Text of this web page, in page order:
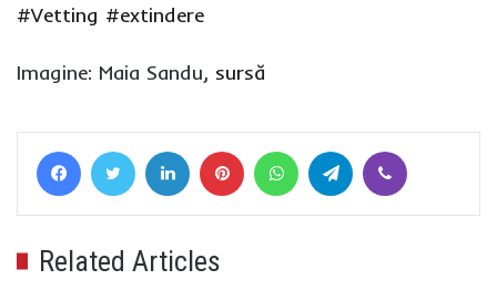
#Vetting #extindere
Imagine: Maia Sandu, sursă
FacebookTwitter LinkedIn Pinterest WhatsAppTelegram
Related Articles